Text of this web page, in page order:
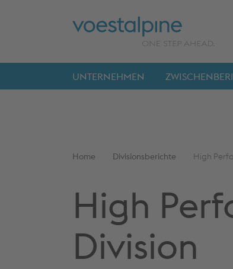
Hauptnavigation
UNTERNEHMEN
Sie
gerade
hier:
Home Divisionsberichte High
High
Division